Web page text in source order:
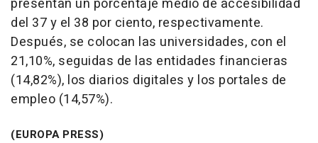
presentan un porcentaje medio de accesibilidad
del 37 y el 38 por ciento, respectivamente.
Después, se colocan las universidades, con el
21,10%, seguidas de las entidades financieras
(14,82%), los diarios digitales y los portales de
empleo (14,57%).
(EUROPA PRESS)